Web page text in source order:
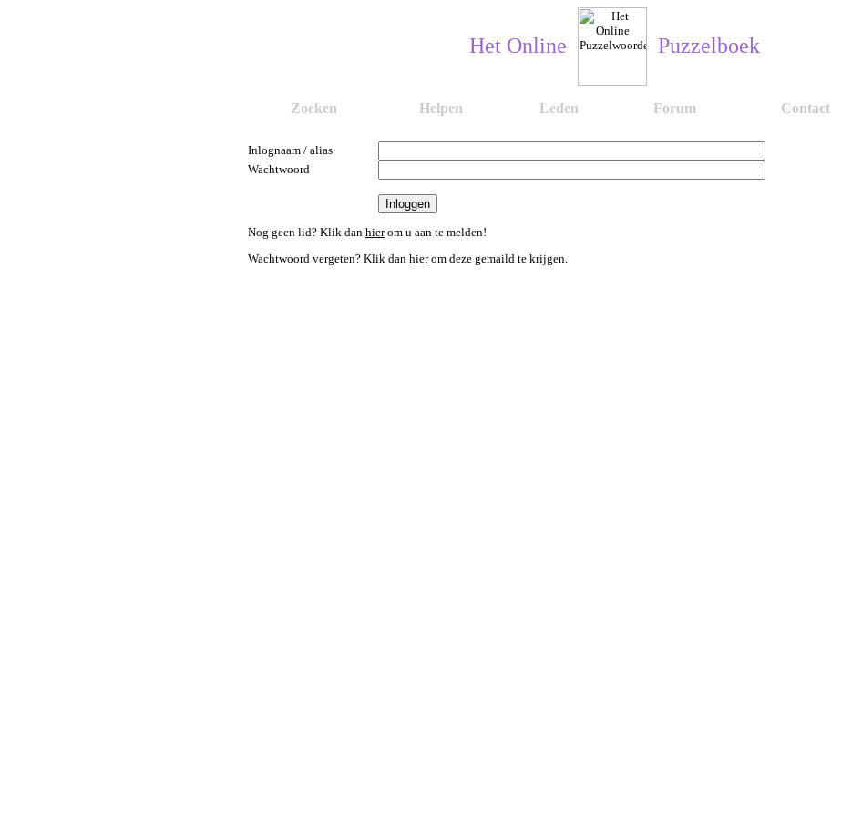
Het Online Puzzelboek
Zoeken Helpen Leden Forum Contact
Inlognaam / alias
Wachtwoord
Nog geen lid? Klik dan hierom u aan te melden!
Wachtwoord vergeten? Klik dan hierom deze gemaild te krijgen.